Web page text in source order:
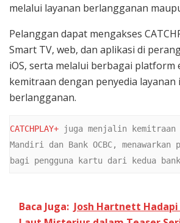
melalui layanan berlangganan
Pelanggan dapat mengakses
Smart TV, web, dan aplikasi di
iOS, serta melalui berbagai platform
kemitraan dengan penyedia
berlangganan.
CATCHPLAY+ juga menjalin kemitraan
Mandiri dan Bank OCBC, menawarkan
bagi pengguna kartu dari kedua
Baca Juga: Josh Hartnett